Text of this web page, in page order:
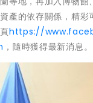
產的依存關係，精彩
https://
，隨時獲得最新消息。